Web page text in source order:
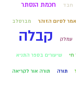
חבד חכמת הנסתר
לסיום הזוהר מברסלב
עמלק קבלה
חי שיעורים בספר התניא
תורה תורה אור לקריאה